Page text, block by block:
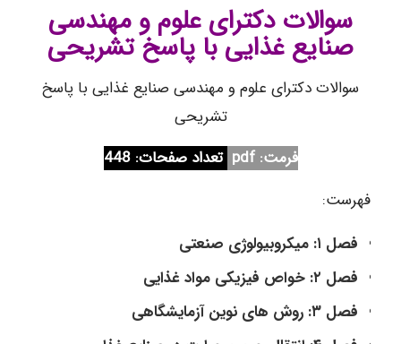
سوالات دکترای علوم و مهندسی
صنایع غذایی با پاسخ تشریحی
سوالات دکترای علوم و مهندسی صنایع غذایی با پاسخ
تشریحی
فرمت: pdf
تعداد صفحات: 448
فهرست:
فصل ۱: میکروبیولوژی صنعتی
فصل ۲: خواص فیزیکی مواد غذایی
فصل ۳: روش های نوین آزمایشگاهی